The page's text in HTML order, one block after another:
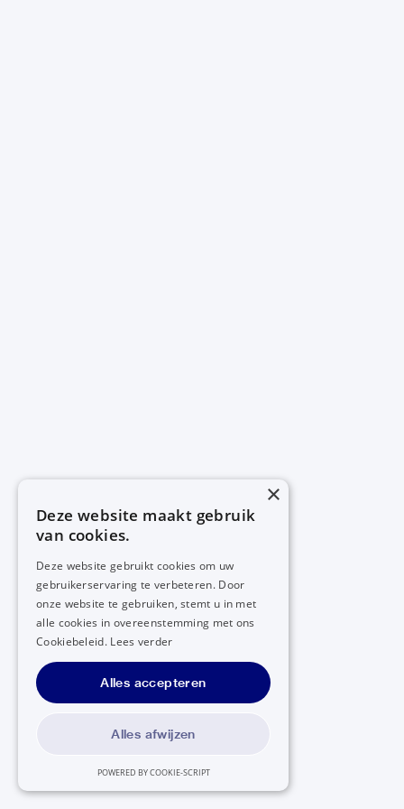
×
Deze website maakt gebruik
van cookies.
Deze website gebruikt cookies om uw
gebruikerservaring te verbeteren. Door
onze website te gebruiken, stemt u in met
alle cookies in overeenstemming met ons
Cookiebeleid. Lees verder
Alles accepteren
Alles afwijzen
POWERED BY COOKIE-SCRIPT